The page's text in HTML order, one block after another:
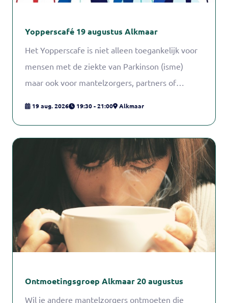
Yopperscafé 19 augustus Alkmaar
Het Yopperscafe is niet alleen toegankelijk voor
mensen met de ziekte van Parkinson (isme)
maar ook voor mantelzorgers, partners of
19 aug. 2026 19:30 - 21:00 Alkmaar
Ontmoetingsgroep Alkmaar 20 augustus
Wil je andere mantelzorgers ontmoeten die